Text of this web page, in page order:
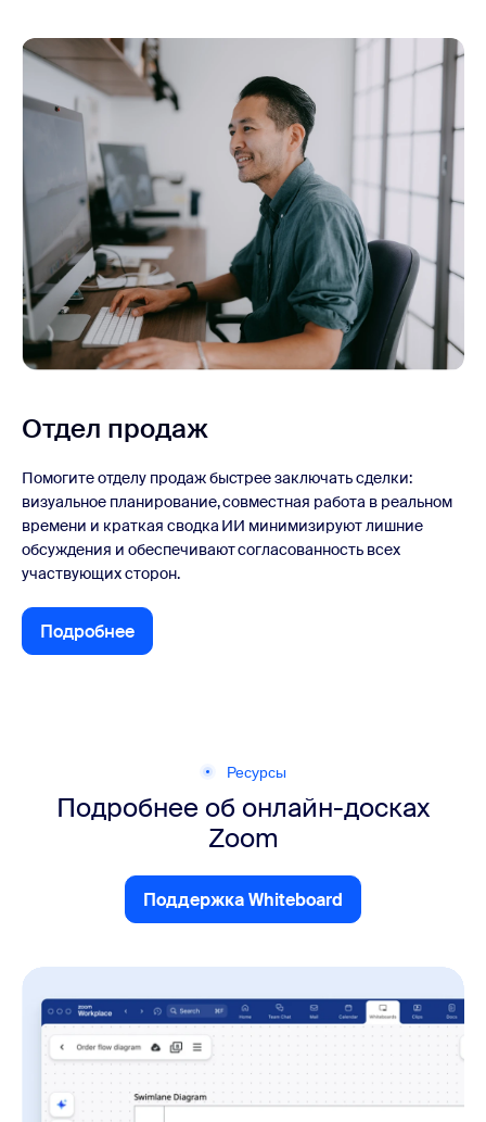
Отдел продаж
Помогите отделу продаж быстрее заключать сделки:
визуальное планирование, совместная работа в реальном
времени и краткая сводка ИИ минимизируют лишние
обсуждения и обеспечивают согласованность всех
участвующих сторон.
Подробнее
Подробнее
Ресурсы
Подробнее об онлайн-досках
Zoom
Поддержка Whiteboard
Поддержка Whiteboard